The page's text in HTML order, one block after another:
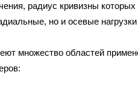
радиус кривизны
но и осевые
множество областей